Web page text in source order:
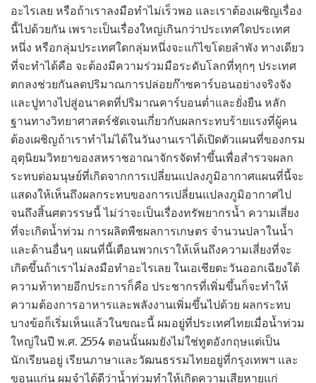
อะไรเลย หรือถ้าเราลงมือทำไม่เร็วพอ และเราต้องเผชิญเรื่อง
นี้ไปด้วยกัน เพราะเป็นเรื่องใหญ่เกินกว่าประเทศใดประเทศ
หนึ่ง หรือกลุ่มประเทศใดกลุ่มหนึ่งจะแก้ไขโดยลำพัง ทางเดียว
ที่จะทำได้คือ จะต้องมีความร่วมมือระดับโลกที่ทุกๆ ประเทศ
ตกลงช่วยกันลดปริมาณการปล่อยก๊าซคาร์บอนอย่างจริงจัง
และปูทางไปสู่อนาคตที่ปริมาณคาร์บอนต่ำและยั่งยืน หลัก
ฐานทางวิทยาศาสตร์ชัดเจนเกี่ยวกับผลกระทบร้ายแรงที่ผู้คน
ต้องเผชิญถ้าเราทำไม่ได้ในวันงานเราได้เปิดตัวแผนที่ของกรม
อุตุนิยมวิทยาของสหราชอาณาจักรจัดทำขึ้นเพื่อสำรวจผลก
ระทบต่อมนุษย์ที่เกิดจากการเปลี่ยนแปลงภูมิอากาศแผนที่นี้จะ
แสดงให้เห็นถึงผลกระทบของการเปลี่ยนแปลงภูมิอากาศไป
จนถึงสิ้นศตวรรษนี้ ไม่ว่าจะเป็นเรื่องทรัพยากรน้ำ ความเสี่ยง
ที่จะเกิดน้ำท่วม การผลิตพืชผลการเกษตร จำนวนปลาในน้ำ
และด้านอื่นๆ แผนที่นี้เตือนพวกเราให้เห็นถึงความเสี่ยงที่จะ
เกิดขึ้นถ้าเราไม่ลงมือทำอะไรเลย ในเอเชียตะวันออกเฉียงใต้
ความท้าทายอีกประการก็คือ ประชากรที่เพิ่มขึ้นก็จะทำให้
ความต้องการอาหารและพลังงานเพิ่มขึ้นไปด้วย ผลกระทบ
บางข้อก็เริ่มเห็นแล้วในขณะนี้ ผมอยู่ที่ประเทศไทยเมื่อน้ำท่วม
ใหญ่ในปี พ.ศ. 2554 ตอนนั้นผมยังไม่ใช่ทูตอังกฤษแต่เป็น
นักเรียนอยู่ เรียนภาษาและวัฒนธรรมไทยอยู่ที่กรุงเทพฯ และ
ขอนแก่น ผมจำได้ดีว่าน้ำท่วมทำให้เกิดความเสียหายแก่